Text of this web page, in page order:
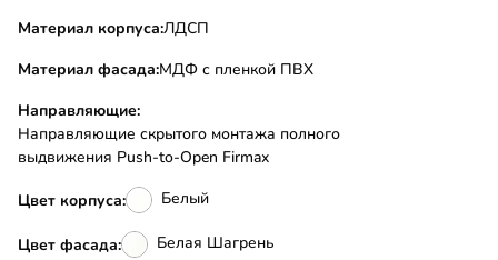
Материал корпуса:ЛДСП
Материал фасада:МДФ с пленкой ПВХ
Направляющие:
Направляющие скрытого монтажа полного
выдвижения Push-to-Open Firmax
Цвет корпуса: Белый
Цвет фасада: Белая Шагрень